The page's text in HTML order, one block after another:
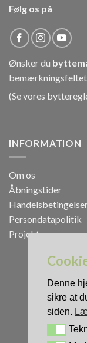
Følg os på
Ønsker du
(Se vores
INFORMATION
Om os
Åbningstider
Persondatapolitik
Projekter
Denne
sikre at
siden.